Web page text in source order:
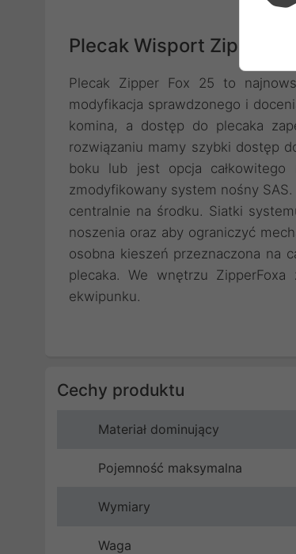
Plecak Wisport Zipper
Plecak Zipper Fox 25 to
modyfikacja sprawdzonego i
komina, a dostęp do plecaka
rozwiązaniu mamy szybki dostęp
boku lub jest opcja całkowitego
zmodyfikowany system nośny
centralnie na środku. Siatki
noszenia oraz aby ograniczyć
osobna kieszeń przeznaczona na
plecaka. We wnętrzu
ekwipunku.
Cechy produktu
Materiał dominujący
Pojemność maksymalna
Wymiary
Waga